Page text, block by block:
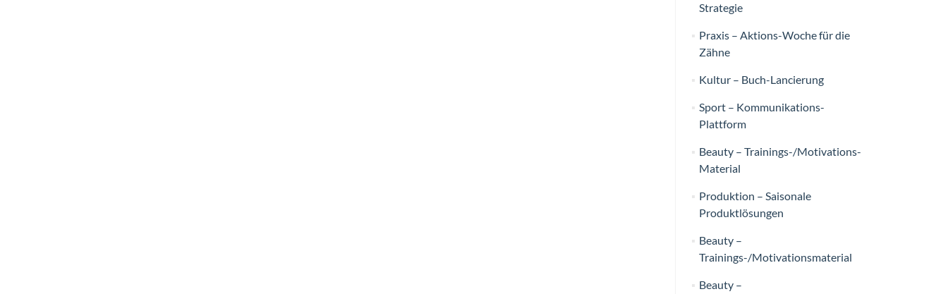
Strategie
Praxis – Aktions-Woche für die
Zähne
Kultur – Buch-Lancierung
Sport – Kommunikations-
Plattform
Beauty – Trainings-/Motivations-
Material
Produktion – Saisonale
Produktlösungen
Beauty –
Trainings-/Motivationsmaterial
Beauty –